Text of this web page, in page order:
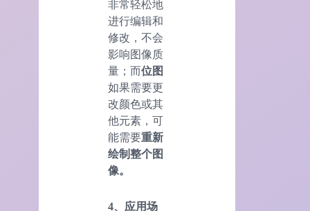
非常轻松地
进行编辑和
修改，不会
影响图像质
量；而位图
如果需要更
改颜色或其
他元素，可
能需要重新
绘制整个图
像。
4、应用场